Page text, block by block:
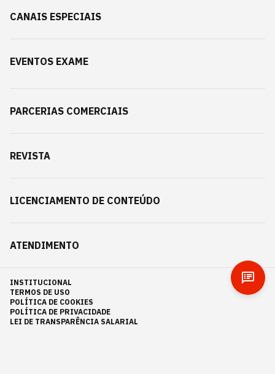
CANAIS ESPECIAIS
EVENTOS EXAME
PARCERIAS COMERCIAIS
REVISTA
LICENCIAMENTO DE CONTEÚDO
ATENDIMENTO
INSTITUCIONAL
TERMOS DE USO
POLÍTICA DE COOKIES
POLÍTICA DE PRIVACIDADE
LEI DE TRANSPARÊNCIA SALARIAL